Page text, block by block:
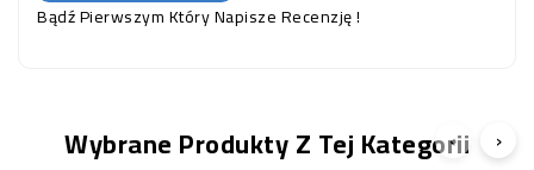
Bądź Pierwszym Który Napisze Recenzję !
Wybrane Produkty Z Tej Kategorii
‹ ›